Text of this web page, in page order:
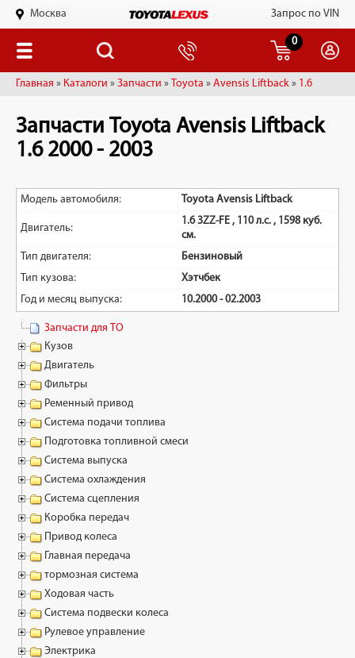
Москва Запрос по VIN
0
Главная » Каталоги » Запчасти » Toyota » Avensis Liftback » 1.6
Запчасти Toyota Avensis Liftback
1.6 2000 - 2003
Модель автомобиля: Toyota Avensis Liftback
Двигатель:
1.6 3ZZ-FE , 110 л.с. , 1598 куб.
см.
Тип двигателя:
Бензиновый
Тип кузова:
Хэтчбек
Год и месяц выпуска:
10.2000 - 02.2003
Запчасти для ТО
Кузов
Двигатель
Фильтры
Ременный привод
Система подачи топлива
Подготовка топливной смеси
Система выпуска
Система охлаждения
Система сцепления
Коробка передач
Привод колеса
Главная передача
тормозная система
Ходовая часть
Система подвески колеса
Рулевое управление
Электрика